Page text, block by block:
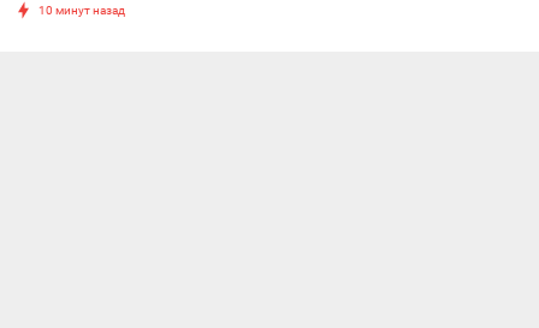
10 минут назад